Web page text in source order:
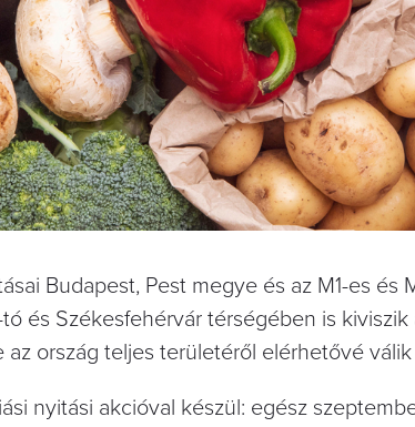
Budapest, Pest megye és az M1-es
és Székesfehérvár térségében is
ország teljes területéről elérhetővé
nyitási akcióval készül: egész